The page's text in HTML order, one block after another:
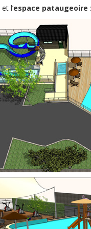
et l’espace pataugeoire :